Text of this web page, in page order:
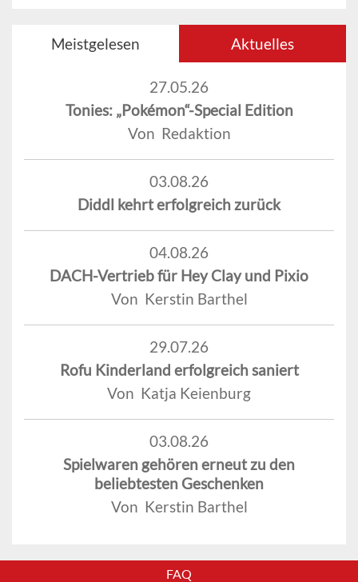
Meistgelesen Aktuelles
27.05.26
Tonies: „Pokémon“-Special Edition
Von Redaktion
03.08.26
Diddl kehrt erfolgreich zurück
04.08.26
DACH-Vertrieb für Hey Clay und Pixio
Von Kerstin Barthel
29.07.26
Rofu Kinderland erfolgreich saniert
Von Katja Keienburg
03.08.26
Spielwaren gehören erneut zu den
beliebtesten Geschenken
Von Kerstin Barthel
FAQ